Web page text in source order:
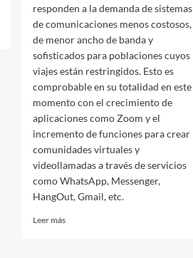
responden a la demanda de sistemas
de comunicaciones menos costosos,
de menor ancho de banda y
sofisticados para poblaciones cuyos
viajes están restringidos. Esto es
comprobable en su totalidad en este
momento con el crecimiento de
aplicaciones como Zoom y el
incremento de funciones para crear
comunidades virtuales y
videollamadas a través de servicios
como WhatsApp, Messenger,
HangOut, Gmail, etc.
Leer más